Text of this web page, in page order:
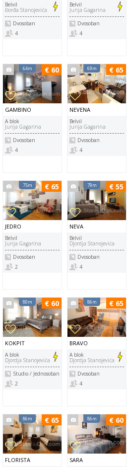
Belvil
Đorđa Stanojevića
Dvosoban
4
Belvil
Jurija Gagarina
Dvosoban
4
64m
GAMBINO
A blok
Jurija Gagarina
Dvosoban
4
€ 60 69m
NEVENA
Belvil
Jurija Gagarina
Dvosoban
4
€ 65
75m
JEDRO
Belvil
Jurija Gagarina
Dvosoban
2
€ 65 79m
NEVA
Belvil
Djordja Stanojevića
Dvosoban
4
€ 55
80m
KOKPIT
A blok
Djordja Stanojevića
Studio / Jednosoban
2
€ 60 86m
BRAVO
A blok
Djordja Stanojevića
Dvosoban
4
€ 65
86m
FLORISTA
€ 65 86m
SARA
€ 60